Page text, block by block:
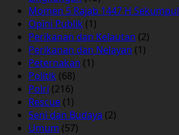
Momen 5 Rajab 1447 H Sekumpul
Opini Publik (1)
Perikanan dan Kelautan (2)
Perikanan dan Nelayan (1)
Peternakan (1)
Politik (68)
Polri (216)
Rescue (1)
Seni dan Budaya (2)
Umum (57)